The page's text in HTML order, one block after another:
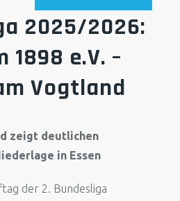
2025/2026:
1898 e.V. –
Vogtland
ON
zeigt deutlichen
in Essen
der 2. Bundesliga